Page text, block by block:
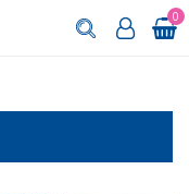
0